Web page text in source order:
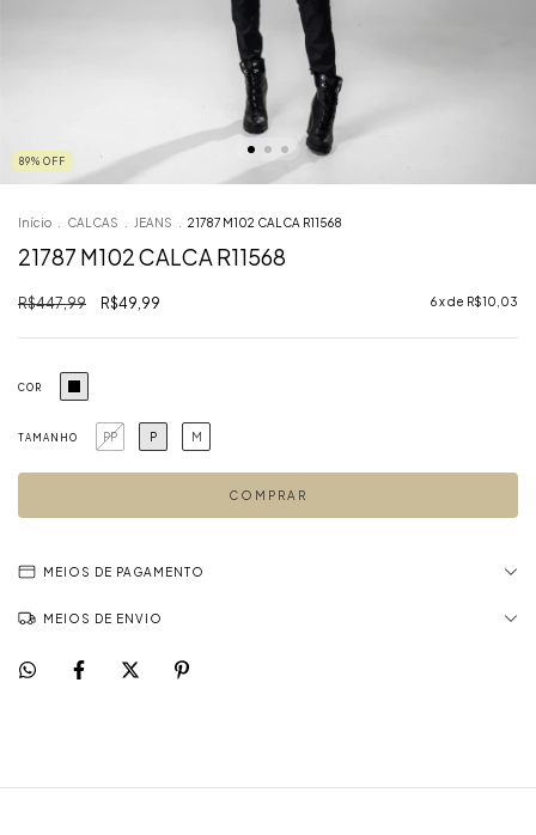
89% OFF
Início . CALCAS . JEANS . 21787 M102 CALCA R11568
21787 M102 CALCA R11568
R$447,99 R$49,99 6x de R$10,03
COR
TAMANHO PP P M
MEIOS DE PAGAMENTO
MEIOS DE ENVIO